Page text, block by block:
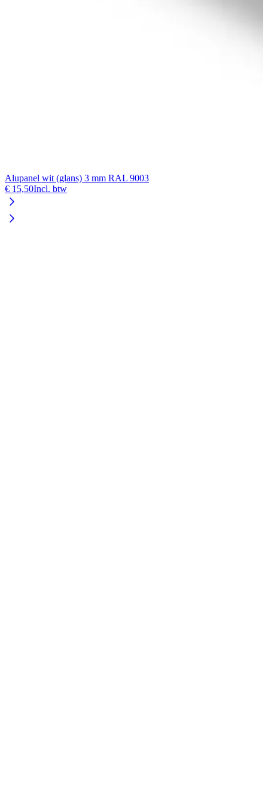
Alupanel wit (glans) 3 mm RAL 9003
€ 15,50Incl. btw